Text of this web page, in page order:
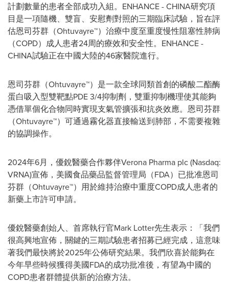
計劃數量的患者全部成功入組。ENHANCE - CHINA研究項
目是一項隨機、雙盲、安慰劑對照的三期臨床試驗，旨在評
估恩司芬群（Ohtuvayre™）治療中度至重度慢性阻塞性肺病
（COPD）成人患者24周的療效和安全性。ENHANCE -
CHINA試驗正在中國大陸的46家醫院進行。
恩司芬群（Ohtuvayre™）是一款全球同類首創的磷酸二酯酶
蛋白吸入型雙靶點PDE 3/4抑制劑，雙重抑制機理使其能夠
憑借單個化合物同時實現支氣管擴張和抗炎效應。恩司芬群
（Ohtuvayre™）可通過霧化器直接輸送到肺部，不需要複雜
的協調操作。
2024年6月，優銳醫藥合作夥伴Verona Pharma plc (Nasdaq:
VRNA)宣佈，美國食品藥品監督管理局（FDA）已批准恩司
芬群（Ohtuvayre™）用於維持治療中重度COPD成人患者的
新藥上市許可申請。
優銳醫藥創始人、首席執行官Mark Lotter先生表示：「我們
很高興地宣佈，關鍵的三期試驗患者招募已經完成，這意味
著我們最快將於2025年公佈研究結果。我們欣喜於能夠在
今年早些時候獲得美國FDA的成功批准後，有望為中國的
COPD患者群體提供新的治療方法。